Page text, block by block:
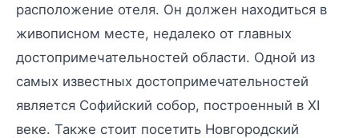
расположение отеля. Он должен находиться в
живописном месте, недалеко от главных
достопримечательностей области. Одной из
самых известных достопримечательностей
является Софийский собор, построенный в XI
веке. Также стоит посетить Новгородский